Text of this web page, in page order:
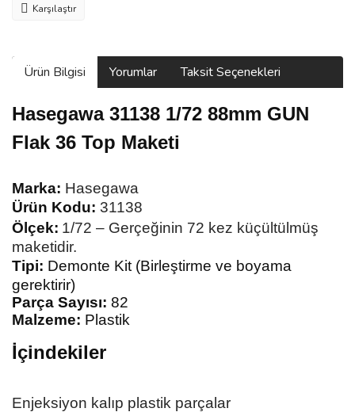
Karşılaştır
Ürün Bilgisi Yorumlar Taksit Seçenekleri
Hasegawa 31138 1/72 88mm GUN
Flak 36 Top Maketi
Marka: Hasegawa
Ürün Kodu: 31138
Ölçek: 1/72 – Gerçeğinin 72 kez küçültülmüş
maketidir.
Tipi: Demonte Kit (Birleştirme ve boyama
gerektirir)
Parça Sayısı: 82
Malzeme: Plastik
İçindekiler
Enjeksiyon kalıp plastik parçalar